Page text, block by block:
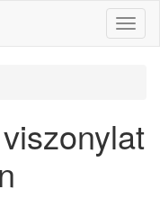
viszonylat